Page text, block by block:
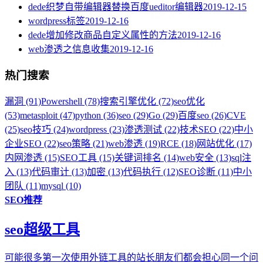
dede织梦自带编辑器替换百度ueditor编辑器2019-12-15
wordpress标签2019-12-16
dede增加修改商品自定义属性的方法2019-12-16
web渗透之信息收集2019-12-16
热门搜索
漏洞 (91)Powershell (78)搜索引擎优化 (72)seo优化
(53)metasploit (47)python (36)seo (29)Go (29)百度seo (26)CVE
(25)seo技巧 (24)wordpress (23)渗透测试 (22)技术SEO (22)中小
企业SEO (22)seo策略 (21)web渗透 (19)RCE (18)网站优化 (17)
内网渗透 (15)SEO工具 (15)关键词排名 (14)web安全 (13)sql注
入 (13)代码审计 (13)加密 (13)代码执行 (12)SEO诊断 (11)中小
团队 (11)mysql (10)
SEO推荐
seo超级工具
可能很多第一次使用外链工具的站长朋友们都会担心同一个问